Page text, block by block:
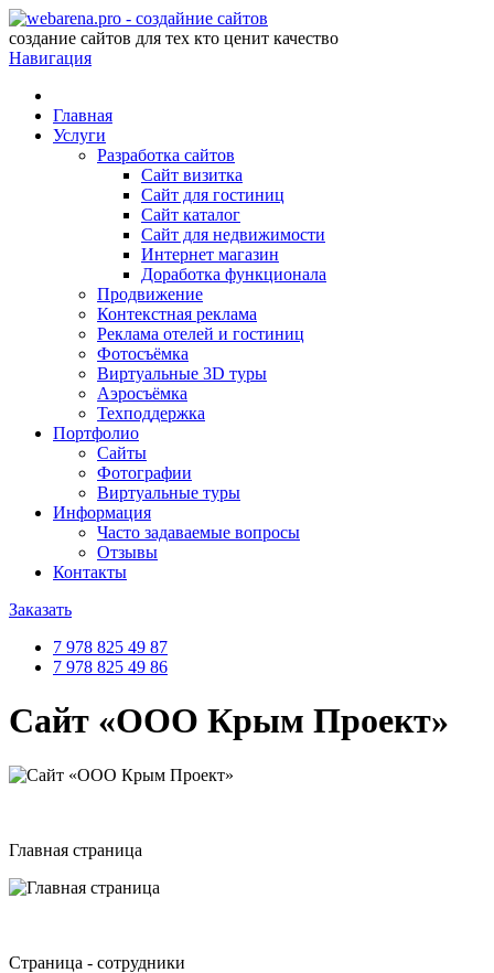
создание сайтов для тех кто ценит качество
Навигация
Главная
Услуги
Разработка сайтов
Сайт визитка
Сайт для гостиниц
Сайт каталог
Сайт для недвижимости
Интернет магазин
Доработка функционала
Продвижение
Контекстная реклама
Реклама отелей и гостиниц
Фотосъёмка
Виртуальные 3D туры
Аэросъёмка
Техподдержка
Портфолио
Сайты
Фотографии
Виртуальные туры
Информация
Часто задаваемые вопросы
Отзывы
Контакты
Заказать
7 978 825 49 87
7 978 825 49 86
Сайт «ООО Крым Проект»
Главная страница
Страница - сотрудники